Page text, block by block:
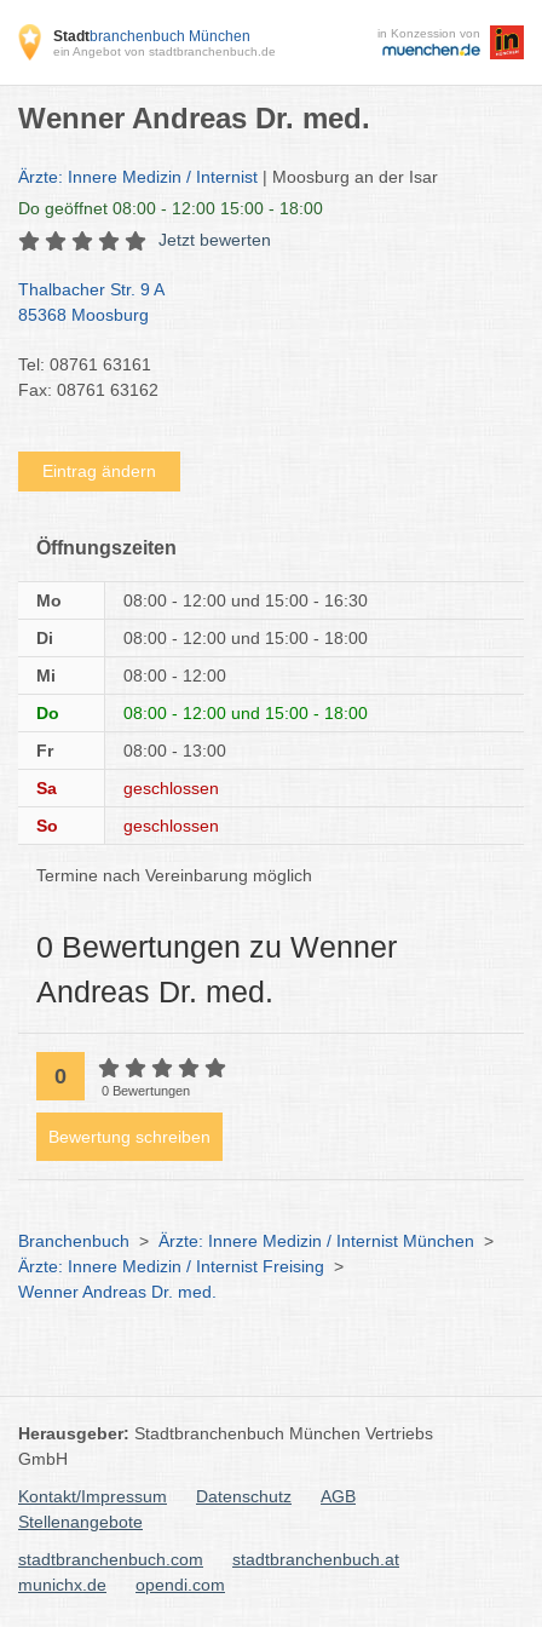
Stadtbranchenbuch München
ein Angebot von stadtbranchenbuch.de
in Konzession von
Wenner Andreas Dr. med.
Ärzte: Innere Medizin / Internist | Moosburg an der Isar
Do geöffnet 08:00 - 12:00 15:00 - 18:00
Jetzt bewerten
Thalbacher Str. 9 A
85368 Moosburg
Tel: 08761 63161
Fax: 08761 63162
Eintrag ändern
Öffnungszeiten
Mo 08:00 - 12:00
15:00 - 16:30
Di
08:00 - 12:00
15:00 - 18:00
Mi
08:00 - 12:00
Do
08:00 - 12:00
15:00 - 18:00
Fr
08:00 - 13:00
Sa
geschlossen
So
geschlossen
Termine nach Vereinbarung möglich
0 Bewertungen zu Wenner
Andreas Dr. med.
0
0 Bewertungen
Bewertung schreiben
Branchenbuch > Ärzte: Innere Medizin / Internist München >
Ärzte: Innere Medizin / Internist Freising >
Wenner Andreas Dr. med.
Herausgeber: Stadtbranchenbuch München Vertriebs
GmbH
Kontakt/Impressum
Datenschutz
AGB
Stellenangebote
stadtbranchenbuch.com
stadtbranchenbuch.at
munichx.de
opendi.com